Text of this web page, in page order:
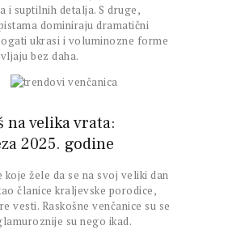
i suptilnih detalja. S druge,
dominiraju dramatični
ukrasi i voluminozne forme
bez daha.
na velika vrata:
2025. godine
koje žele da se na svoj veliki dan
članice kraljevske porodice,
vesti. Raskošne venčanice su se
su nego ikad.